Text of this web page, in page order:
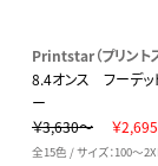
Printstar（プリント
8.4オンス フーデッ
ー
￥3,630～
￥
全15色 / サイズ：100～